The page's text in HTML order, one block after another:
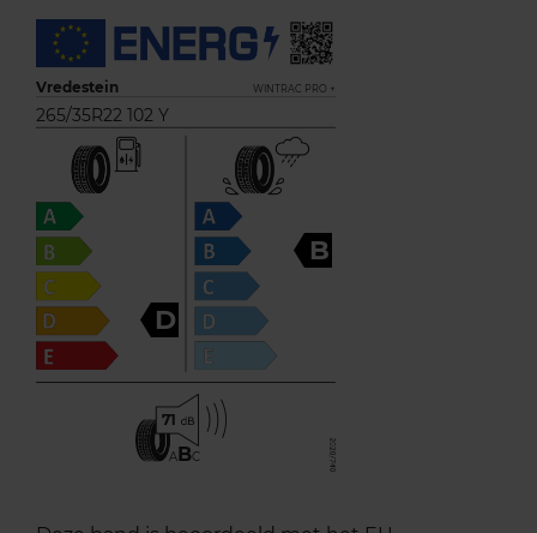
Vredestein WINTRAC PRO +
265/35R22 102 Y
D
B
71
ABC